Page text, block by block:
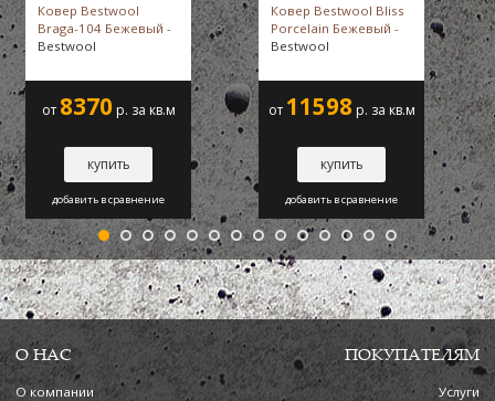
Ковер Bestwool
Braga-104 Бежевый -
Bestwool
от 8370р. за кв.м
купить
добавить в сравнение
Ковер Bestwool Bliss
Porcelain Бежевый -
Bestwool
от 11598 р. за кв.м
купить
добавить в сравнение
О НАС
О компании
ПОКУПАТЕЛЯМ
Услуги